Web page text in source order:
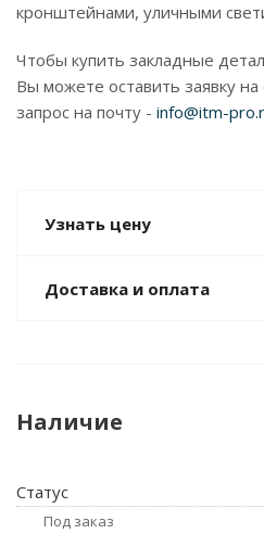
кронштейнами, уличными
Чтобы купить закладные
Вы можете оставить заявку на
запрос на почту - info@itm-
Узнать цену
Доставка и оплата
Наличие
Статус
Под заказ